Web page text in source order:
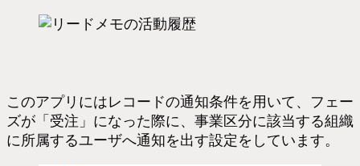
このアプリにはレコードの通知条件を用いて、フェー
ズが「受注」になった際に、事業区分に該当する組織
に所属するユーザへ通知を出す設定をしています。